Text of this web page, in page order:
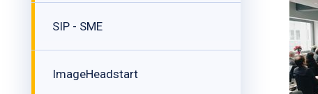
SIP - SME
ImageHeadstart